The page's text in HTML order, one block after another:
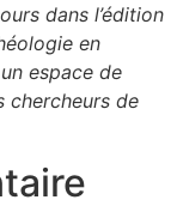
dans l’édition
en
espace de
de